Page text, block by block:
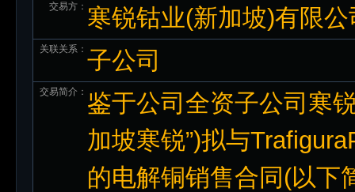
交易方： 寒锐钴业(新加坡)有限公
关联关系： 子公司
交易简介： 鉴于公司全资子公司寒
加坡寒锐”)拟与
的电解铜销售合同(以下